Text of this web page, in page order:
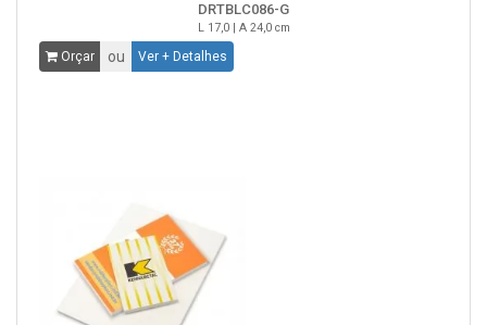
DRTBLC086-G
L 17,0 | A 24,0 cm
Orçar ou Ver + Detalhes